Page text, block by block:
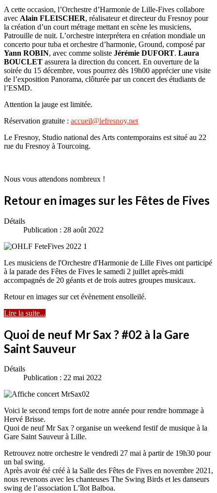
A cette occasion, l’Orchestre d’Harmonie de Lille-Fives collabore
avec Alain FLEISCHER, réalisateur et directeur du Fresnoy pour
la création d’un court métrage mettant en scène les musiciens,
Patrouille de nuit. L’orchestre interprétera en création mondiale un
concerto pour tuba et orchestre d’harmonie, Ground, composé par
Yann ROBIN, avec comme soliste Jérémie DUFORT. Laura
BOUCLET assurera la direction du concert. En ouverture de la
soirée du 15 décembre, vous pourrez dès 19h00 apprécier une visite
de l’exposition Panorama, clôturée par un concert des étudiants de
l’ESMD.
Attention la jauge est limitée.
Réservation gratuite : accueil@lefresnoy.net
Le Fresnoy, Studio national des Arts contemporains est situé au 22
rue du Fresnoy à Tourcoing.
Nous vous attendons nombreux !
Retour en images sur les Fêtes de Fives
Détails
Publication : 28 août 2022
Les musiciens de l'Orchestre d'Harmonie de Lille Fives ont participé
à la parade des Fêtes de Fives le samedi 2 juillet après-midi
accompagnés de 20 géants et de trois autres groupes musicaux.
Retour en images sur cet évènement ensolleilé.
Lire la suite...
Quoi de neuf Mr Sax ? #02 à la Gare
Saint Sauveur
Détails
Publication : 22 mai 2022
Voici le second temps fort de notre année pour rendre hommage à
Hervé Brisse.
Quoi de neuf Mr Sax ? organise un weekend festif de musique à la
Gare Saint Sauveur à Lille.
Retrouvez notre orchestre le vendredi 27 mai à partir de 19h30 pour
un bal swing.
Après avoir été créé à la Salle des Fêtes de Fives en novembre 2021,
nous revenons avec les chanteuses The Swing Birds et les danseurs
swing de l’association L’îlot Balboa.